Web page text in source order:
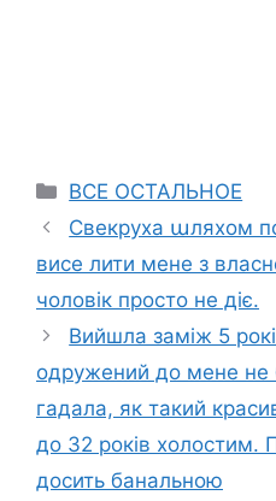
Categories
ВСЕ ОСТАЛЬНОЕ
Свекруха աляхом
висе лити мене з
чоловік просто не діє.
Вийшла заміж 5
одружений до мене не
гадала, як такий
до 32 років холостим.
досить банальною